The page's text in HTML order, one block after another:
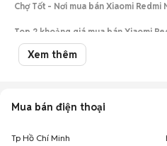
Chợ Tốt - Nơi mua bán Xiaomi Redmi
Top 2 khoảng giá mua bán Xiaomi
nhất
Xiaomi Redmi Note 12 Pro 4G giá 2 -
Nên mua Xiaomi Redmi Note
Xiaomi Redmi Note 12 Pro 4G cũ để
Xem thêm
Mua bán điện thoại
Tp Hồ Chí Minh